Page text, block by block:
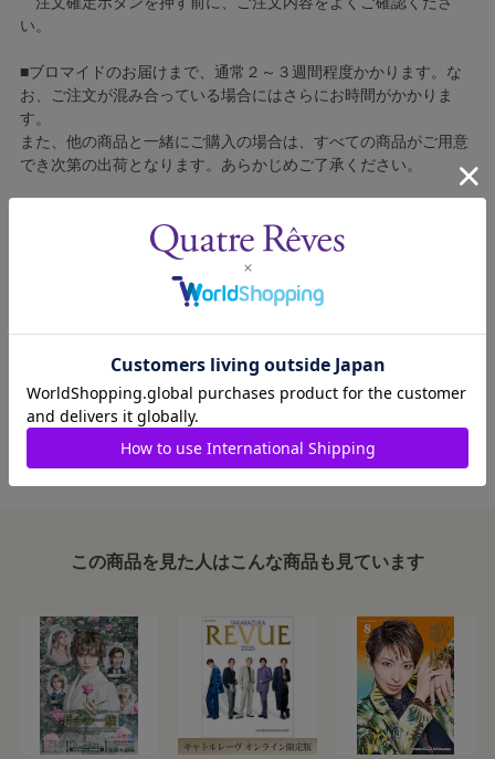
い。
■ブロマイドのお届けまで、通常２～３週間程度かかります。な
お、ご注文が混み合っている場合にはさらにお時間がかかりま
す。
また、他の商品と一緒にご購入の場合は、すべての商品がご用意
でき次第の出荷となります。あらかじめご了承ください。
■ブロマイドの個包装はしておりません。
2003011-007
この商品を見た人はこんな商品も見ています